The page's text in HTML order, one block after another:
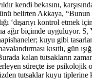
kendi bekasını,
belirten Akkaya,
‘dışarıyı kontrol etmek
ağır biçimde uyguluyor.
kuyu gibi
kısıtlı, gün
kalan tutsakların
süreçte ise psikolojik
tutsaklar kuyu tiplerine